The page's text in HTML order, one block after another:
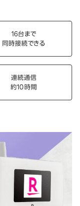
16台まで
同時接続できる
連続通信
約10時間